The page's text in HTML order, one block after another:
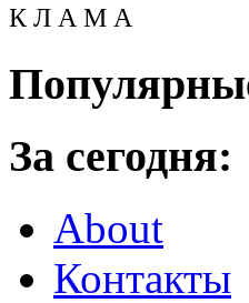
К Л А М А
За сегодня:
About
Контакты